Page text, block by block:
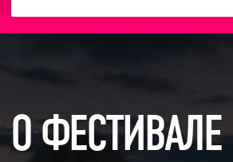
наблюдения и социальных блокбастеров до
2011 2000+ 9